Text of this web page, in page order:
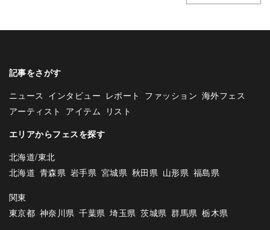
記事をさがす
ニュース インタビュー レポート ファッション 海外フェス
アーティスト アイテム
リスト
エリアからフェスを探す
北海道/東北
北海道 青森県 岩手県 宮城県 秋田県 山形県 福島県
関東
東京都 神奈川県 千葉県 埼玉県 茨城県 群馬県 栃木県